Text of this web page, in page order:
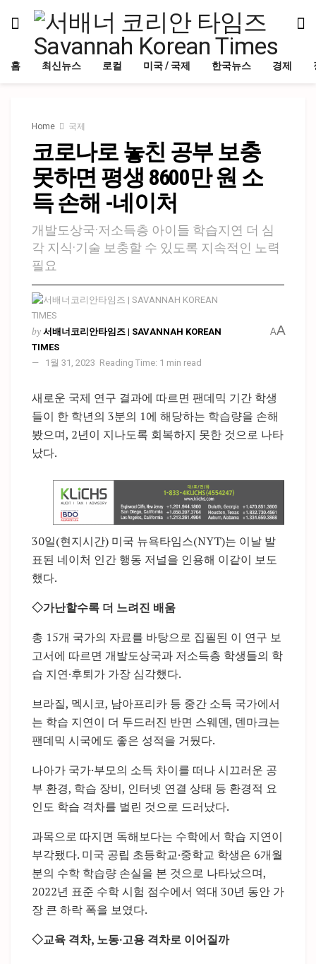
홈 최신뉴스 로컬 미국 / 국제 한국뉴스 경제
Home 국제
코로나로 놓친 공부 보충
못하면 평생 8600만 원 소
득 손해 -네이처
개발도상국·저소득층 아이들 학습지연 더 심
각 지식·기술 보충할 수 있도록 지속적인 노력
필요
by 서배너코리안타임즈 | SAVANNAH KOREAN
TIMES
1월 31, 2023 Reading Time: 1 min read
AA
새로운 국제 연구 결과에 따르면 팬데믹 기간 학생
들이 한 학년의 3분의 1에 해당하는 학습량을 손해
봤으며, 2년이 지나도록 회복하지 못한 것으로 나타
났다.
30일(현지시간) 미국 뉴욕타임스(NYT)는 이날 발
표된 네이처 인간 행동 저널을 인용해 이같이 보도
했다.
◇가난할수록 더 느려진 배움
총 15개 국가의 자료를 바탕으로 집필된 이 연구 보
고서에 따르면 개발도상국과 저소득층 학생들의 학
습 지연·후퇴가 가장 심각했다.
브라질, 멕시코, 남아프리카 등 중간 소득 국가에서
는 학습 지연이 더 두드러진 반면 스웨덴, 덴마크는
팬데믹 시국에도 좋은 성적을 거뒀다.
나아가 국가·부모의 소득 차이를 떠나 시끄러운 공
부 환경, 학습 장비, 인터넷 연결 상태 등 환경적 요
인도 학습 격차를 벌린 것으로 드러났다.
과목으로 따지면 독해보다는 수학에서 학습 지연이
부각됐다. 미국 공립 초등학교·중학교 학생은 6개월
분의 수학 학습량 손실을 본 것으로 나타났으며,
2022년 표준 수학 시험 점수에서 역대 30년 동안 가
장 큰 하락 폭을 보였다.
◇교육 격차, 노동·고용 격차로 이어질까